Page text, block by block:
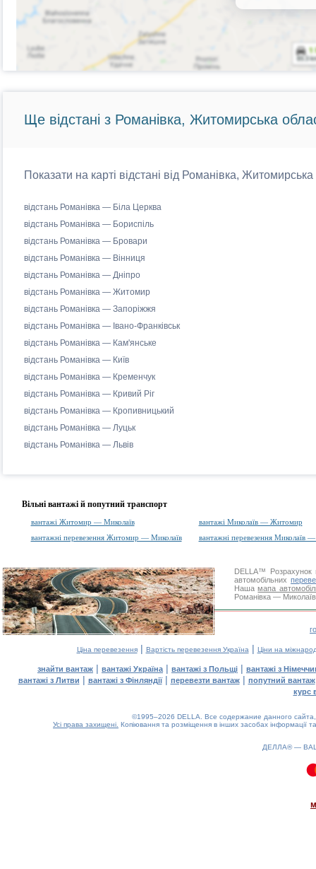
Ще відстані з Романівка, Житомирська
Показати на карті відстані від Романівка,
відстань Романівка — Біла Церква
відстань Романівка — Бориспіль
відстань Романівка — Бровари
відстань Романівка — Вінниця
відстань Романівка — Дніпро
відстань Романівка — Житомир
відстань Романівка — Запоріжжя
відстань Романівка — Івано-Франківськ
відстань Романівка — Кам'янське
відстань Романівка — Київ
відстань Романівка — Кременчук
відстань Романівка — Кривий Ріг
відстань Романівка — Кропивницький
відстань Романівка — Луцьк
відстань Романівка — Львів
Вільні вантажі й попутний транспорт
вантажі Житомир — Миколаїв
вантажі Миколаїв — Житомир
вантажні перевезення Житомир — Миколаїв
вантажні перевезення Миколаїв
DELLA™
Розрахунок
автомобільних
Нашамапа
Романівка —
Ціна перевезення| Вартість перевезення Україна | Ціни на
знайти вантаж | вантажі Україна | вантажі з Польщі | вантажі з
вантажі з Литви | вантажі з Фінляндії| перевезти вантаж| попутний вантаж
курс
©1995–2026 DELLA. Все содержание данного
Усі права захищені. Копіювання та розміщення в інших засобах інформації
ДЕЛЛА® —